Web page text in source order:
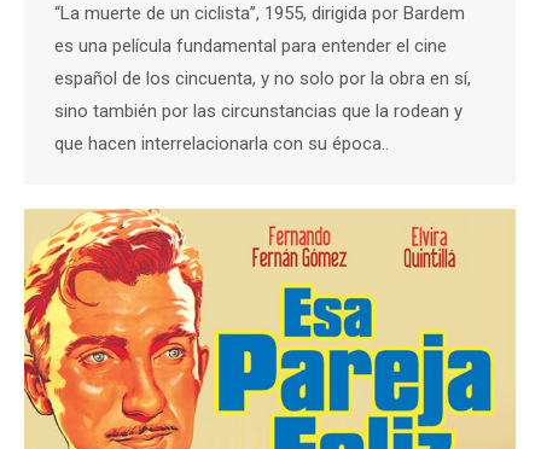
“La muerte de un ciclista”, 1955, dirigida por Bardem
es una película fundamental para entender el cine
español de los cincuenta, y no solo por la obra en sí,
sino también por las circunstancias que la rodean y
que hacen interrelacionarla con su época..